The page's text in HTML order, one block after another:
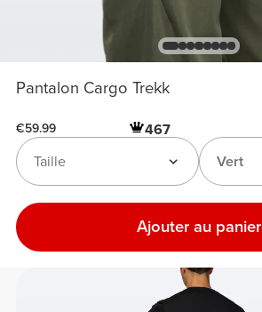
Pantalon Cargo Trekk
€59.99 467
Vert
Taille
Ajouter au panier